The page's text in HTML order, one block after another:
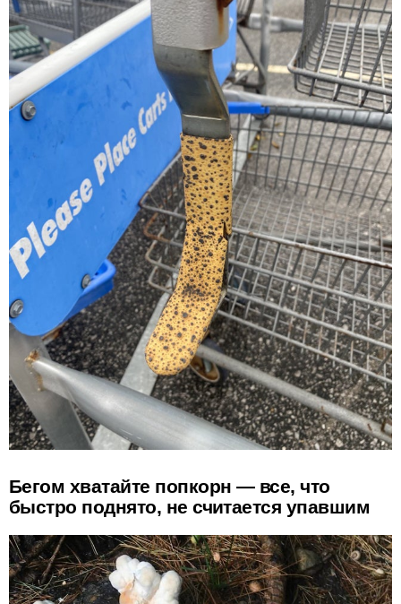
Бегом хватайте попкорн — все, что
быстро поднято, не считается упавшим